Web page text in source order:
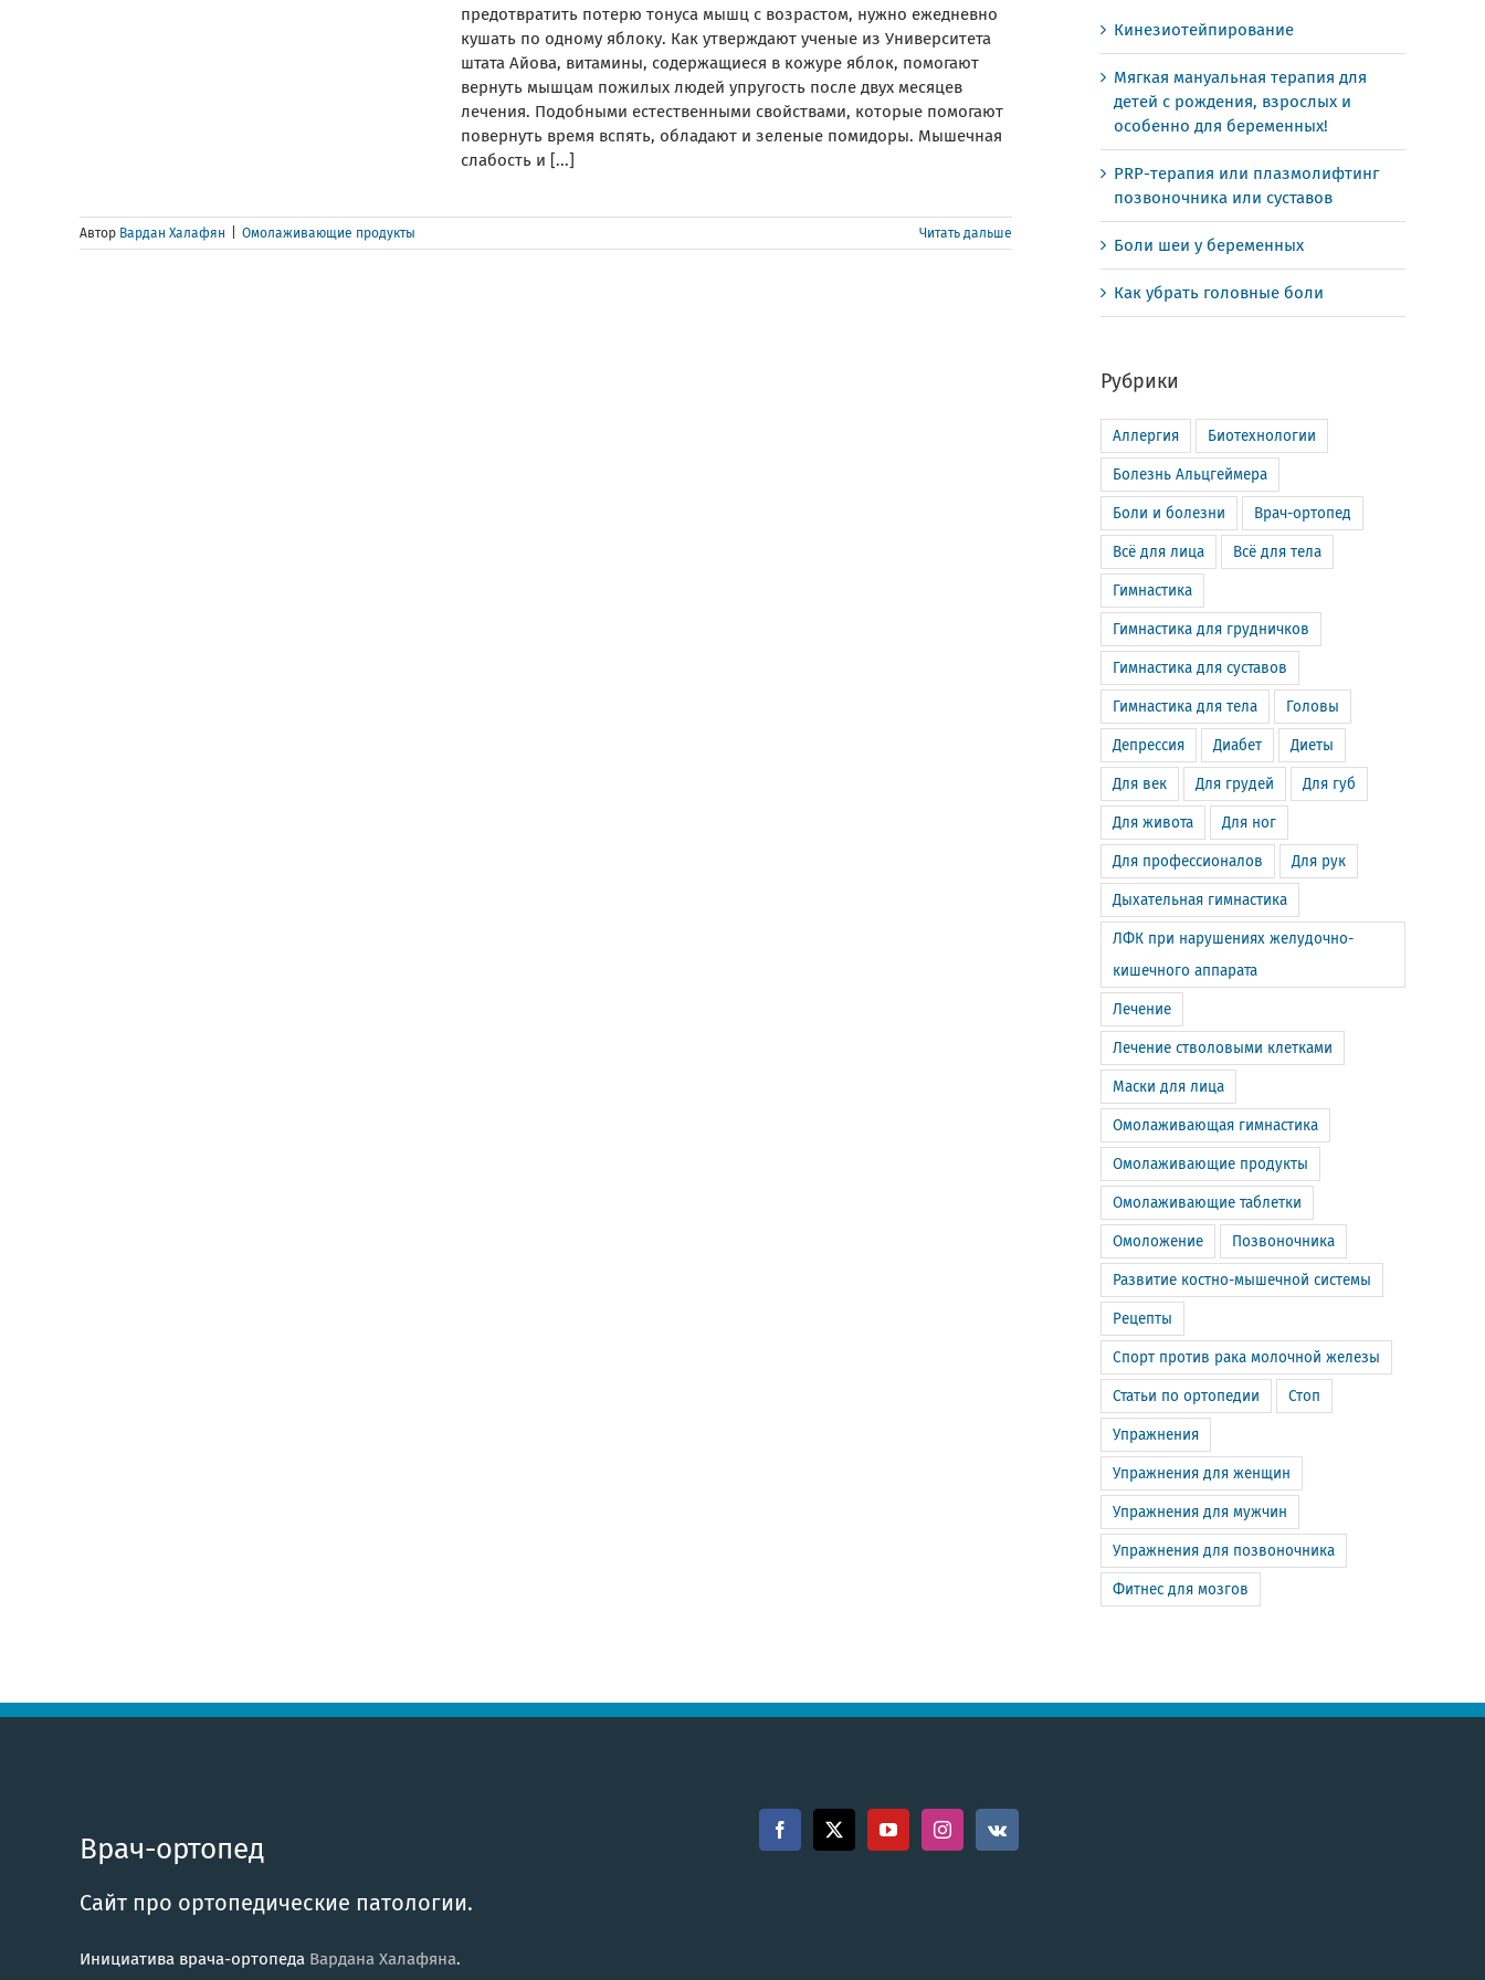
предотвратить потерю тонуса мышц с возрастом, нужно ежедневно
кушать по одному яблоку. Как утверждают ученые из Университета
штата Айова, витамины, содержащиеся в кожуре яблок, помогают
вернуть мышцам пожилых людей упругость после двух месяцев
лечения. Подобными естественными свойствами, которые помогают
повернуть время вспять, обладают и зеленые помидоры. Мышечная
слабость и [...]
Автор Вардан Халафян Омолаживающие продукты Читать дальше
Кинезиотейпирование
Мягкая мануальная терапия для
детей с рождения, взрослых и
особенно для беременных!
PRP-терапия или плазмолифтинг
позвоночника или суставов
Боли шеи у беременных
Как убрать головные боли
Рубрики
Аллергия Биотехнологии
Болезнь Альцгеймера
Боли и болезни Врач-ортопед
Всё для лица Всё для тела
Гимнастика
Гимнастика для грудничков
Гимнастика для суставов
Гимнастика для тела Головы
Депрессия Диабет Диеты
Для век Для грудей Для губ
Для живота Для ног
Для профессионалов Для рук
Дыхательная гимнастика
ЛФК при нарушениях желудочно-
кишечного аппарата
Лечение
Лечение стволовыми клетками
Маски для лица
Омолаживающая гимнастика
Омолаживающие продукты
Омолаживающие таблетки
Омоложение Позвоночника
Развитие костно-мышечной системы
Рецепты
Спорт против рака молочной железы
Статьи по ортопедии Стоп
Упражнения
Упражнения для женщин
Упражнения для мужчин
Упражнения для позвоночника
Фитнес для мозгов
Врач-ортопед
Сайт про ортопедические патологии.
Инициатива врача-ортопеда Вардана Халафяна.